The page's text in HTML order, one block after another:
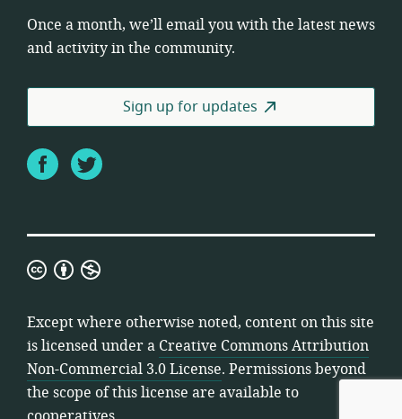
Once a month, we’ll email you with the latest news
and activity in the community.
Sign up for updates
FacebookTwitter
Creative
Attribution
Non-
Commercial
3.0
License
Except where otherwise noted, content on this site
is licensed under a Creative Commons Attribution
Non-Commercial 3.0 License. Permissions beyond
the scope of this license are available to